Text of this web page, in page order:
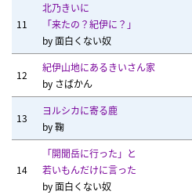
11
北乃きいに
「来たの？紀伊に？」
by面白くない奴
12
紀伊山地にあるきいさん家
by さばかん
13
ヨルシカに寄る鹿
by鞠
14
「開聞岳に行った」と
若いもんだけに言った
by面白くない奴